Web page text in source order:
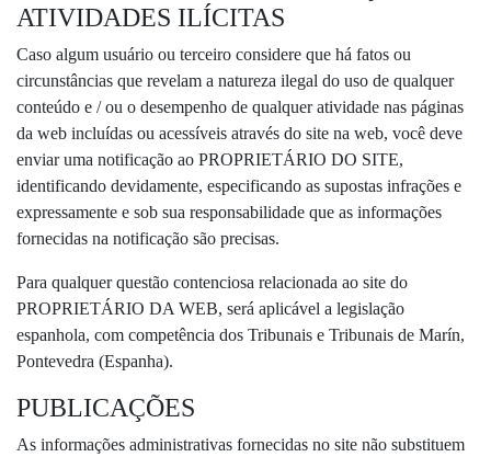
ATIVIDADES ILÍCITAS
Caso algum usuário ou terceiro considere que há fatos ou
circunstâncias que revelam a natureza ilegal do uso de qualquer
conteúdo e / ou o desempenho de qualquer atividade nas páginas
da web incluídas ou acessíveis através do site na web, você deve
enviar uma notificação ao PROPRIETÁRIO DO SITE,
identificando devidamente, especificando as supostas infrações e
expressamente e sob sua responsabilidade que as informações
fornecidas na notificação são precisas.
Para qualquer questão contenciosa relacionada ao site do
PROPRIETÁRIO DA WEB, será aplicável a legislação
espanhola, com competência dos Tribunais e Tribunais de Marín,
Pontevedra (Espanha).
PUBLICAÇÕES
As informações administrativas fornecidas no site não substituem